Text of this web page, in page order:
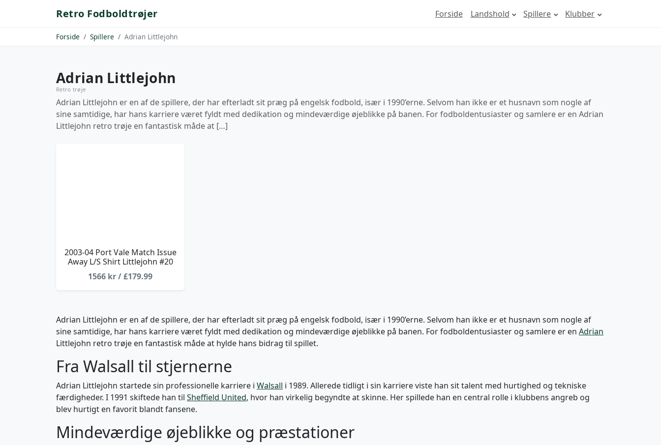
Retro Fodboldtrøjer Forside Landshold Spillere Klubber
Forside Spillere Adrian Littlejohn
Adrian Littlejohn
Retro trøje
Adrian Littlejohn er en af de spillere, der har efterladt sit præg på engelsk fodbold, især i 1990’erne. Selvom han ikke er et husnavn som nogle af
sine samtidige, har hans karriere været fyldt med dedikation og mindeværdige øjeblikke på banen. For fodboldentusiaster og samlere er en Adrian
Littlejohn retro trøje en fantastisk måde at […]
2003-04 Port Vale Match Issue
Away L/S Shirt Littlejohn #20
1566 kr / £179.99
Adrian Littlejohn er en af de spillere, der har efterladt sit præg på engelsk fodbold, især i 1990’erne. Selvom han ikke er et husnavn som nogle af
sine samtidige, har hans karriere været fyldt med dedikation og mindeværdige øjeblikke på banen. For fodboldentusiaster og samlere er en Adrian
Littlejohn retro trøje en fantastisk måde at hylde hans bidrag til spillet.
Fra Walsall til stjernerne
Adrian Littlejohn startede sin professionelle karriere i Walsall i 1989. Allerede tidligt i sin karriere viste han sit talent med hurtighed og tekniske
færdigheder. I 1991 skiftede han til Sheffield United, hvor han virkelig begyndte at skinne. Her spillede han en central rolle i klubbens angreb og
blev hurtigt en favorit blandt fansene.
Mindeværdige øjeblikke og præstationer